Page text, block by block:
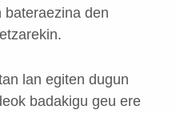
bateraezina den
lan egiten dugun
badakigu geu ere